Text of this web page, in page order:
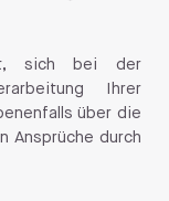
sich bei der
Ihrer
über die
Ansprüche durch